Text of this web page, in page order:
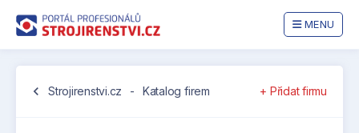
MENU
chevron_left Strojirenstvi.cz - Katalog firem + Přidat firmu